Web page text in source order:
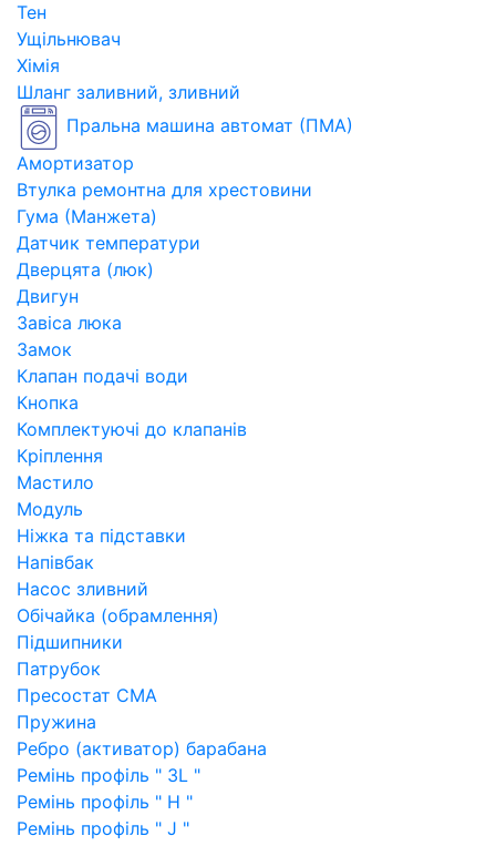
Тен
Ущільнювач
Хімія
Шланг заливний, зливний
Пральна машина автомат (ПМА)
Амортизатор
Втулка ремонтна для хрестовини
Гума (Манжета)
Датчик температури
Дверцята (люк)
Двигун
Завіса люка
Замок
Клапан подачі води
Кнопка
Комплектуючі до клапанів
Кріплення
Мастило
Модуль
Ніжка та підставки
Напівбак
Насос зливний
Обічайка (обрамлення)
Підшипники
Патрубок
Пресостат СМА
Пружина
Ребро (активатор) барабана
Ремінь профіль " 3L "
Ремінь профіль " H "
Ремінь профіль " J "